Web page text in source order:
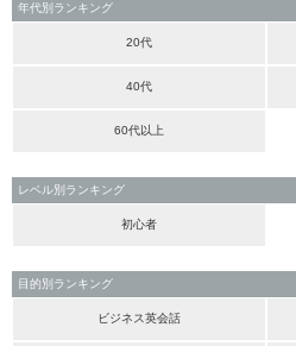
年代別ランキング
20代
40代
60代以上
レベル別ランキング
初心者
目的別ランキング
ビジネス英会話